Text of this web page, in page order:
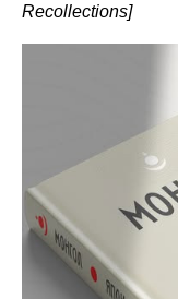
Recollections]